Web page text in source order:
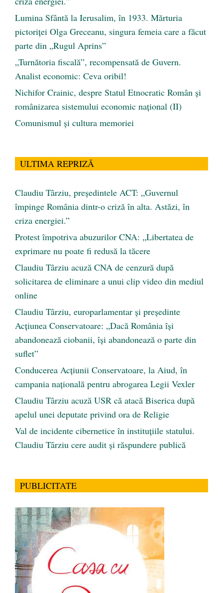
Lumina Sfântă la Ierusalim, în 1933. Mărturia
pictoriței Olga Greceanu, singura femeia care a făcut
parte din „Rugul Aprins”
„Turnătoria fiscală”, recompensată de Guvern.
Analist economic: Ceva oribil!
Nichifor Crainic, despre Statul Etnocratic Român şi
românizarea sistemului economic naţional (II)
Comunismul şi cultura memoriei
ULTIMA REPRIZĂ
Claudiu Târziu, președintele ACT: „Guvernul
împinge România dintr-o criză în alta. Astăzi, în
criza energiei.”
Protest împotriva abuzurilor CNA: „Libertatea de
exprimare nu poate fi redusă la tăcere
Claudiu Târziu acuză CNA de cenzură după
solicitarea de eliminare a unui clip video din mediul
online
Claudiu Târziu, europarlamentar și președinte
Acțiunea Conservatoare: „Dacă România își
abandonează ciobanii, își abandonează o parte din
suflet”
Conducerea Acțiunii Conservatoare, la Aiud, în
campania națională pentru abrogarea Legii Vexler
Claudiu Târziu acuză USR că atacă Biserica după
apelul unei deputate privind ora de Religie
Val de incidente cibernetice în instituțiile statului.
Claudiu Târziu cere audit și răspundere publică
PUBLICITATE